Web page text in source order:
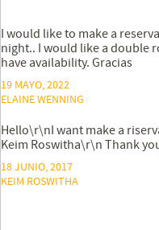
I would like to make a
night.. I would like a double
have availability. Gracias
19 MAYO, 2022
ELAINE WENNING
Hello\r\nI want make a
Keim Roswitha\r\n Thank
18 JUNIO, 2017
KEIM ROSWITHA